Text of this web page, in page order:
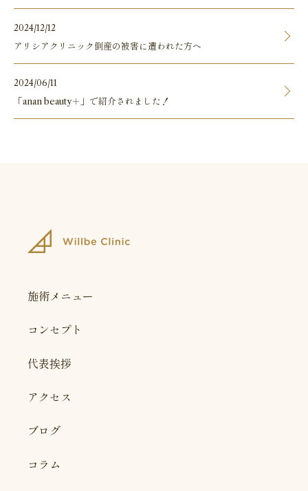
2024/12/12
アリシアクリニック倒産の被害に遭われた方へ
2024/06/11
「anan beauty＋」で紹介されました！
施術メニュー
コンセプト
代表挨拶
アクセス
ブログ
コラム